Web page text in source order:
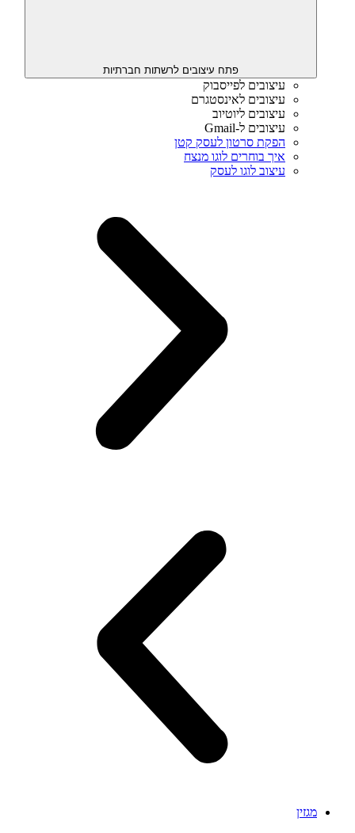
פתח עיצובים לרשתות חברתיות
עיצובים לפייסבוק
עיצובים לאינסטגרם
עיצובים ליוטיוב
עיצובים ל-Gmail
הפקת סרטון לעסק קטן
איך בוחרים לוגו מנצח
עיצוב לוגו לעסק
מגזין